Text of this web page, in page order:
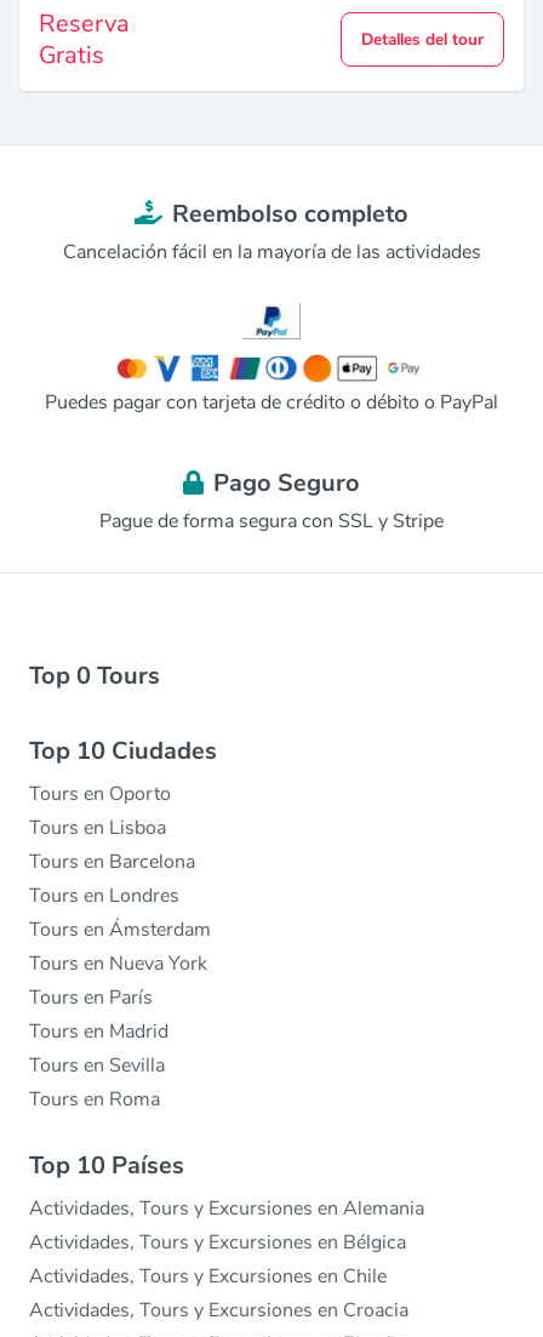
Reserva
Gratis
Detalles del tour
Reembolso completo
Cancelación fácil en la mayoría de las actividades
Puedes pagar con tarjeta de crédito o débito o PayPal
Pago Seguro
Pague de forma segura con SSL y Stripe
Top 0 Tours
Top 10 Ciudades
Tours en Oporto
Tours en Lisboa
Tours en Barcelona
Tours en Londres
Tours en Ámsterdam
Tours en Nueva York
Tours en París
Tours en Madrid
Tours en Sevilla
Tours en Roma
Top 10 Países
Actividades, Tours y Excursiones en Alemania
Actividades, Tours y Excursiones en Bélgica
Actividades, Tours y Excursiones en Chile
Actividades, Tours y Excursiones en Croacia